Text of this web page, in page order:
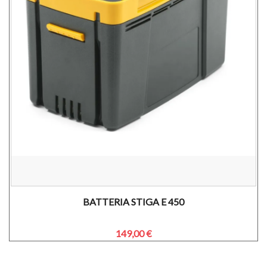
BATTERIA STIGA E 450
149,00 €